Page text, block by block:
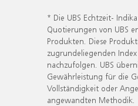
* Die UBS Echtzeit-
Quotierungen von UBS
Produkten. Diese
zugrundeliegenden
nachzufolgen. UBS
Gewährleistung für die
Vollständigkeit oder
angewandten Methodik.